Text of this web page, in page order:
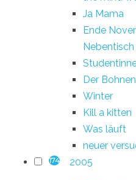
Ja Mama
Ende
Nebentisch
Der
Winter
Kill a kitten
Was läuft
neuer
174 2005